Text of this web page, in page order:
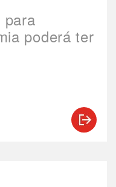
para
poderá ter